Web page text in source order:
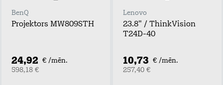
BenQ
Projektors MW809STH
24,92 € /mēn.
598,18 €
Lenovo
23.8" / ThinkVision
T24D-40
10,73 € /mēn.
257,40 €